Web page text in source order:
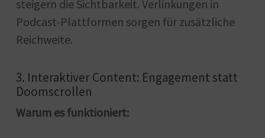
steigern die Sichtbarkeit. Verlinkungen in
Podcast-Plattformen sorgen für zusätzliche
Reichweite.
3. Interaktiver Content: Engagement statt
Doomscrollen
Warum es funktioniert: